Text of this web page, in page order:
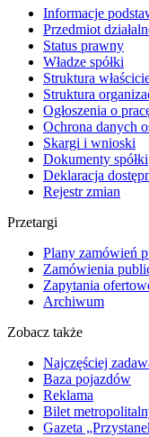
Informacje
Przedmiot
Status prawny
Władze spółki
Struktura
Struktura
Ogłoszenia o
Ochrona danych
Skargi i wnioski
Dokumenty spółki
Deklaracja
Rejestr zmian
Przetargi
Plany zamówień
Zamówienia
Zapytania
Archiwum
Zobacz także
Najczęściej
Baza pojazdów
Reklama
Bilet
Gazeta